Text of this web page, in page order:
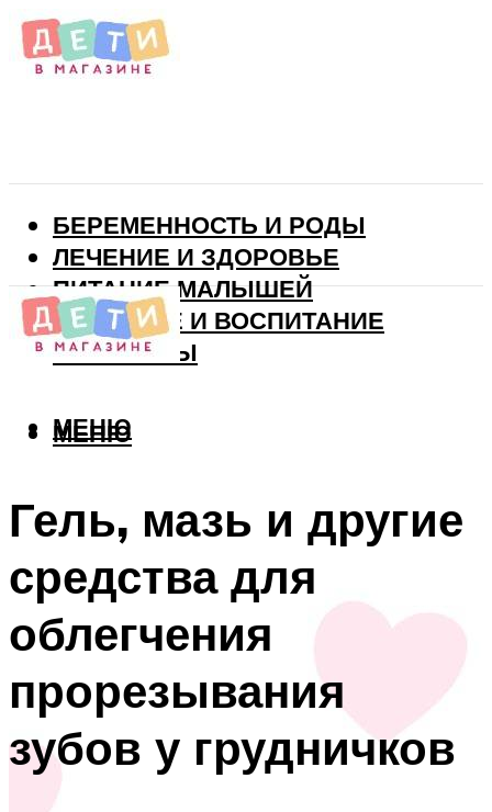
БЕРЕМЕННОСТЬ И РОДЫ
ЛЕЧЕНИЕ И ЗДОРОВЬЕ
ПИТАНИЕ МАЛЫШЕЙ
РАЗВИТИЕ И ВОСПИТАНИЕ
ВИТАМИНЫ
МЕНЮ
МЕНЮ
Гель, мазь и другие
средства для
облегчения
прорезывания
зубов у грудничков